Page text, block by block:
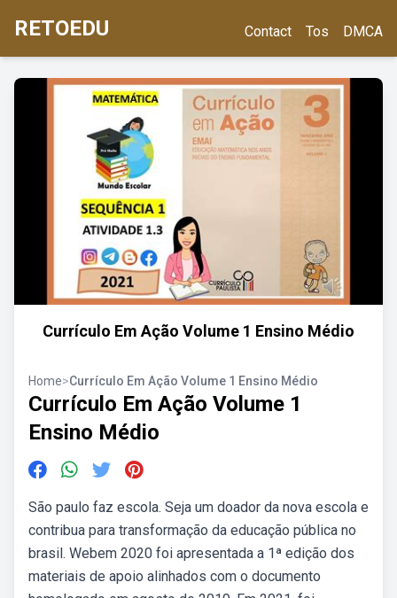
RETOEDU Contact Tos DMCA
Currículo Em Ação Volume 1 Ensino Médio
Home>Currículo Em Ação Volume 1 Ensino Médio
Currículo Em Ação Volume 1
Ensino Médio
São paulo faz escola. Seja um doador da nova escola e
contribua para transformação da educação pública no
brasil. Webem 2020 foi apresentada a 1ª edição dos
materiais de apoio alinhados com o documento